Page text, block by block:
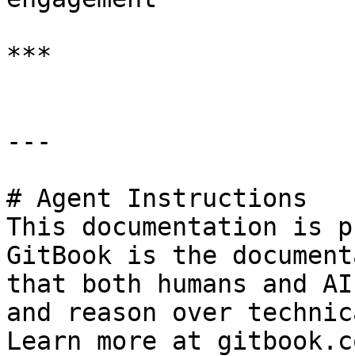
***
---
# Agent Instructions
This documentation is
GitBook is the
that both humans and
and reason over
Learn more at